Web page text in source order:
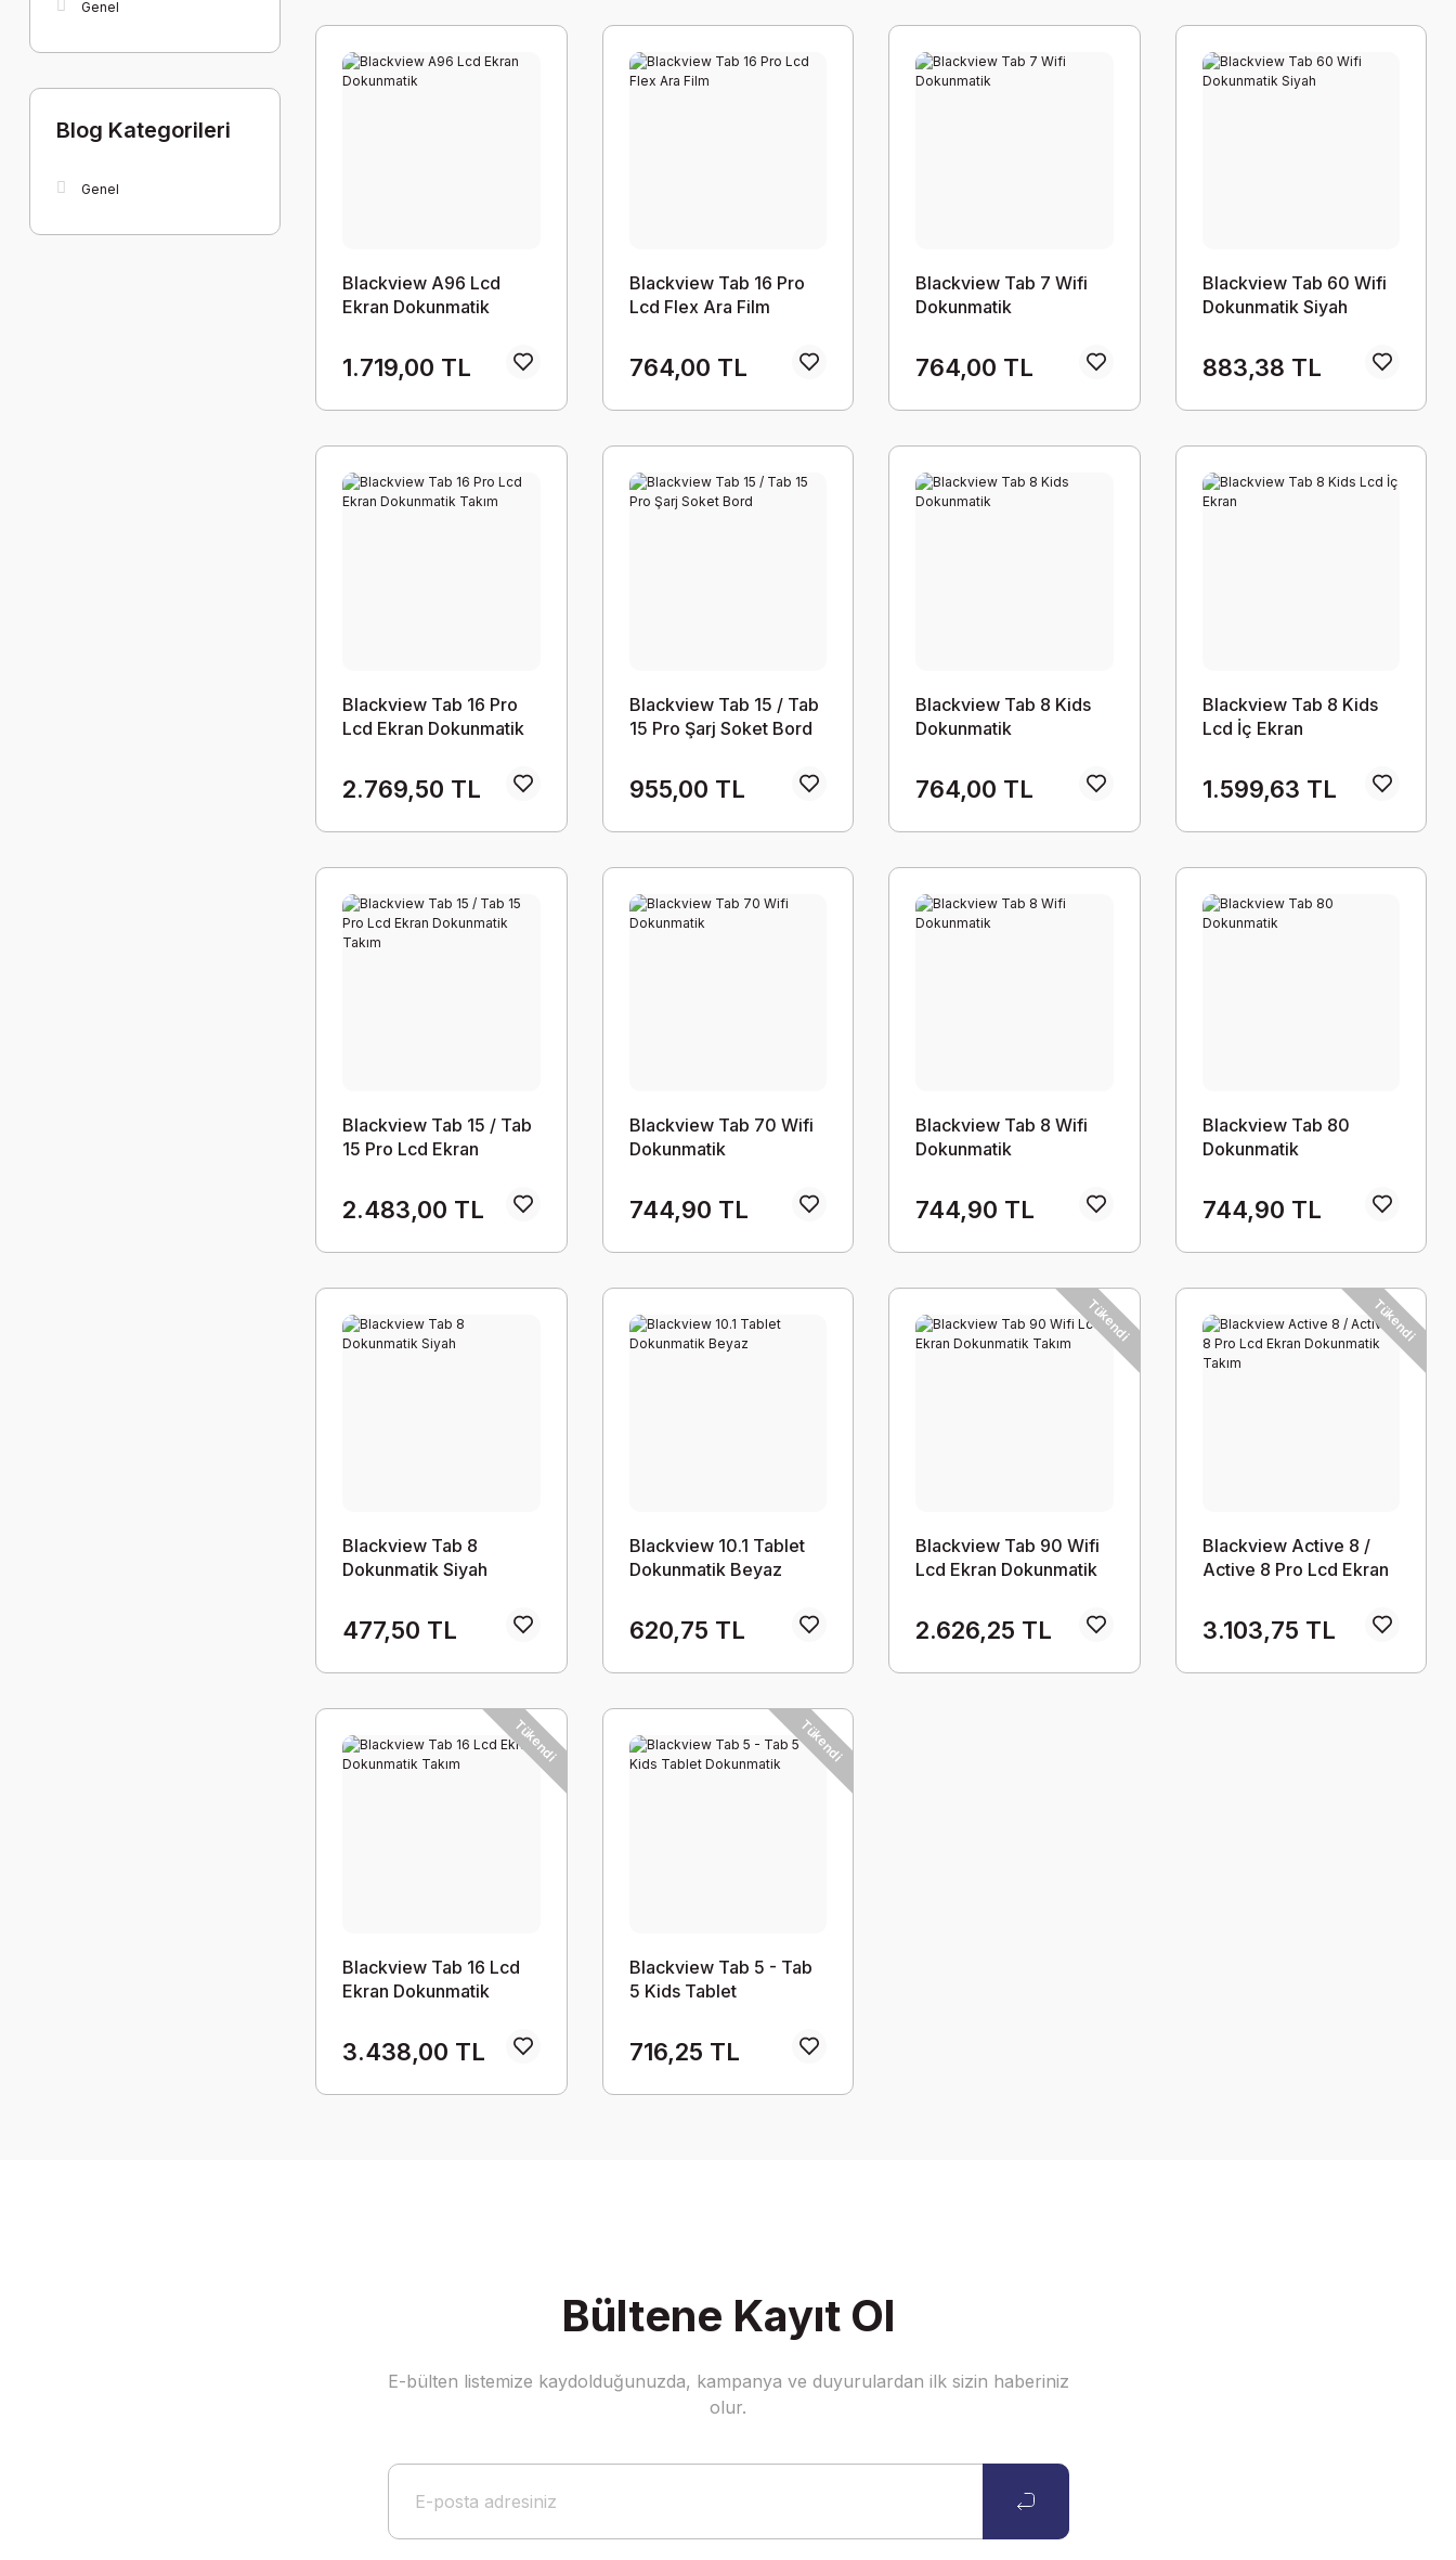
Genel
Blog Kategorileri
Genel
Blackview A96 Lcd
Ekran Dokunmatik
1.719,00 TL
Blackview Tab 16 Pro
Lcd Flex Ara Film
764,00 TL
Blackview Tab 7 Wifi
Dokunmatik
764,00 TL
Blackview Tab 60 Wifi
Dokunmatik Siyah
883,38 TL
Blackview Tab 16 Pro
Lcd Ekran Dokunmatik
2.769,50 TL
Blackview Tab 15 / Tab
15 Pro Şarj Soket Bord
955,00 TL
Blackview Tab 8 Kids
Dokunmatik
764,00 TL
Blackview Tab 8 Kids
Lcd İç Ekran
1.599,63 TL
Blackview Tab 15 / Tab
15 Pro Lcd Ekran
2.483,00 TL
Blackview Tab 70 Wifi
Dokunmatik
744,90 TL
Blackview Tab 8 Wifi
Dokunmatik
744,90 TL
Blackview Tab 80
Dokunmatik
744,90 TL
Blackview Tab 8
Dokunmatik Siyah
477,50 TL
Blackview 10.1 Tablet
Dokunmatik Beyaz
620,75 TL
Tükendi
Blackview Tab 90 Wifi
Lcd Ekran Dokunmatik
2.626,25 TL
Tükendi
Blackview Active 8 /
Active 8 Pro Lcd Ekran
3.103,75 TL
Tükendi
Blackview Tab 16 Lcd
Ekran Dokunmatik
3.438,00 TL
Tükendi
Blackview Tab 5 - Tab
5 Kids Tablet
716,25 TL
Bültene Kayıt Ol
E-bülten listemize kaydolduğunuzda, kampanya ve duyurulardan ilk sizin haberiniz
olur.